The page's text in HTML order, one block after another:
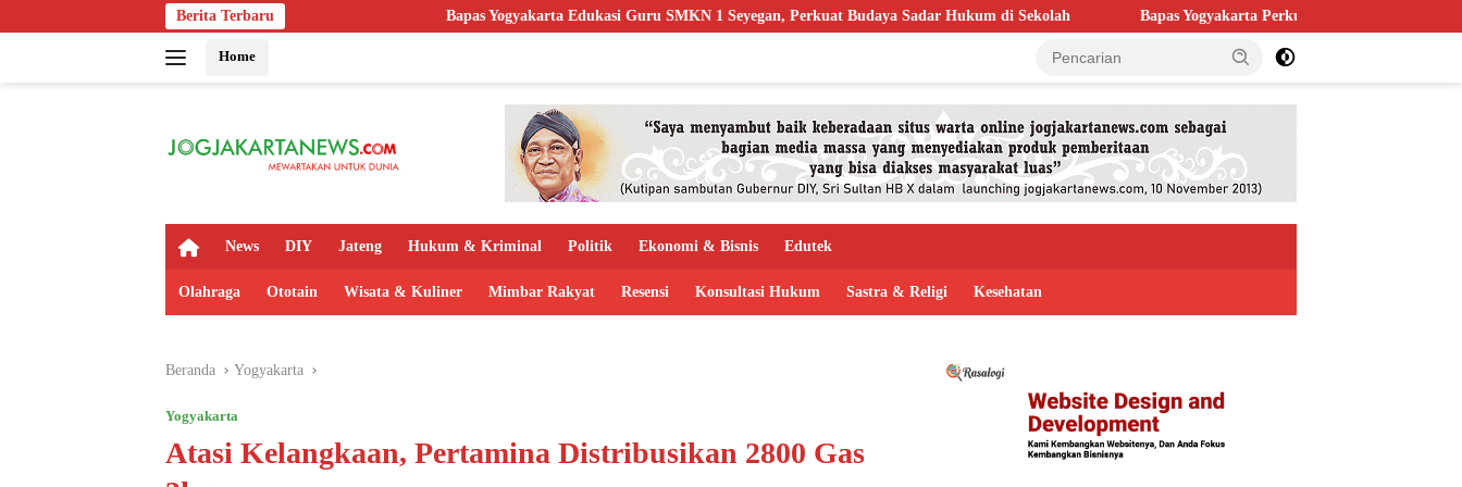
ke
Berita Terbaru Bapas Yogyakarta Edukasi Guru SMKN 1 Seyegan, Perkuat Budaya Sadar Hukum di Sekolah Bapas Yogyakarta Perkuat Kolaborasi dengan Poltek Imipas, Evaluasi
Home
H
m
News DIY Jateng Hukum & Kriminal Politik Ekonomi & Bisnis Edutek
Olahraga Ototain Wisata & Kuliner Mimbar Rakyat Resensi Konsultasi Hukum Sastra & Religi Kesehatan
Beranda Yogyakarta
Yogyakarta
Atasi Kelangkaan, Pertamina Distribusikan 2800 Gas